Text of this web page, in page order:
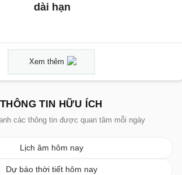
dài hạn
Xem thêm
THÔNG TIN HỮU ÍCH
các thông tin được quan tâm mỗi ngày
Lịch âm hôm nay
Dự báo thời tiết hôm nay